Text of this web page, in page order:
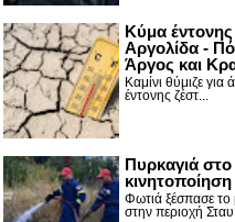
Κύμα έντονης
Αργολίδα -
Άργος και
Καμίνι θύμιζε
έντονης ζέστ...
Πυρκαγιά
Φωτιά ξέσπασε
στην περιοχή